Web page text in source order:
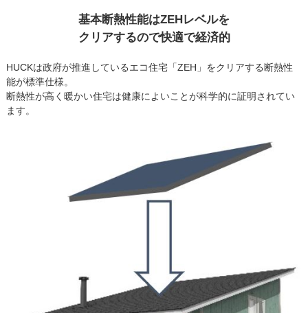
基本断熱性能はZEHレベルを
クリアするので快適で経済的
HUCKは政府が推進しているエコ住宅「ZEH」をクリアする断熱性
能が標準仕様。
断熱性が高く暖かい住宅は健康によいことが科学的に証明されてい
ます。